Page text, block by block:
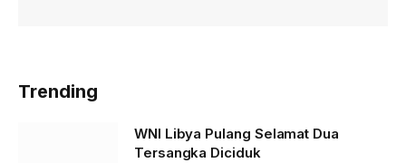
Trending
WNI Libya Pulang Selamat Dua
Tersangka Diciduk